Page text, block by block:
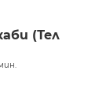
(Тел